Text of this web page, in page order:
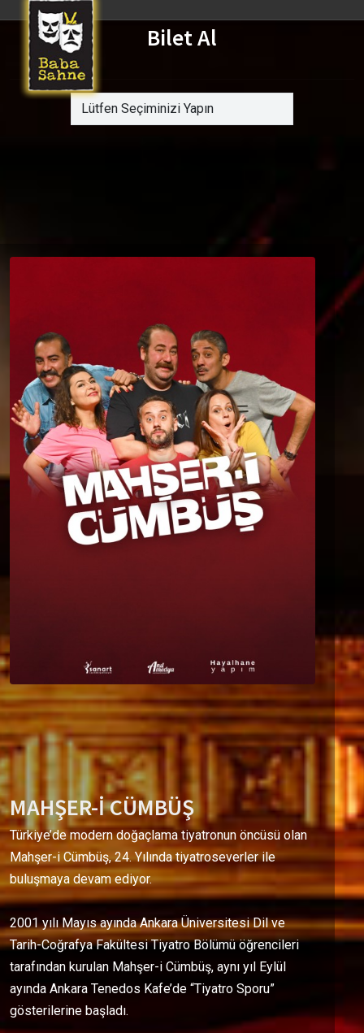
Bilet Al
MAHŞER-İ CÜMBÜŞ
Türkiye’de modern doğaçlama tiyatronun öncüsü olan
Mahşer-i Cümbüş, 24. Yılında tiyatroseverler ile
buluşmaya devam ediyor.
2001 yılı Mayıs ayında Ankara Üniversitesi Dil ve
Tarih-Coğrafya Fakültesi Tiyatro Bölümü öğrencileri
tarafından kurulan Mahşer-i Cümbüş, aynı yıl Eylül
ayında Ankara Tenedos Kafe’de “Tiyatro Sporu”
gösterilerine başladı.